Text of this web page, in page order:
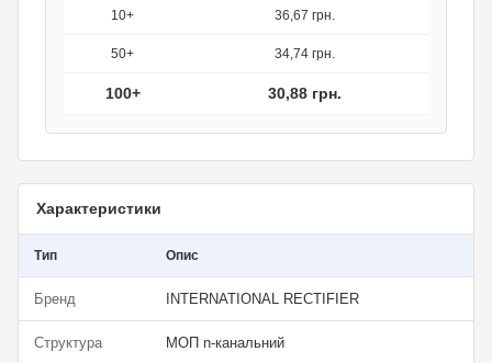
10+ 36,67 грн.
50+ 34,74 грн.
100+ 30,88 грн.
Характеристики
Тип Опис
Бренд INTERNATIONAL RECTIFIER
Структура МОП n-канальний